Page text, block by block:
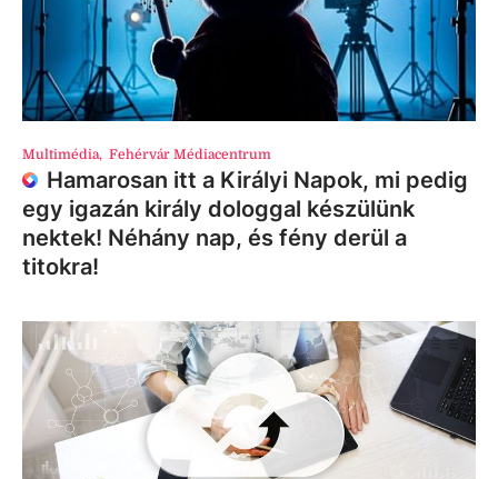
Multimédia, Fehérvár Médiacentrum
Hamarosan itt a Királyi Napok, mi pedig
egy igazán király dologgal készülünk
nektek! Néhány nap, és fény derül a
titokra!